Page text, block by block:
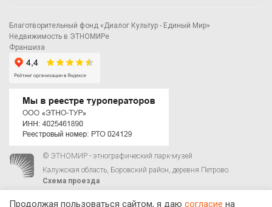
Благотворительный фонд «Диалог Культур - Единый Мир»
Недвижимость в ЭТНОМИРе
Франшиза
© ЭТНОМИР - этнографический парк-музей
Калужская область, Боровский район, деревня Петрово.
Схема проезда
Продолжая пользоваться сайтом, я даю согласие на